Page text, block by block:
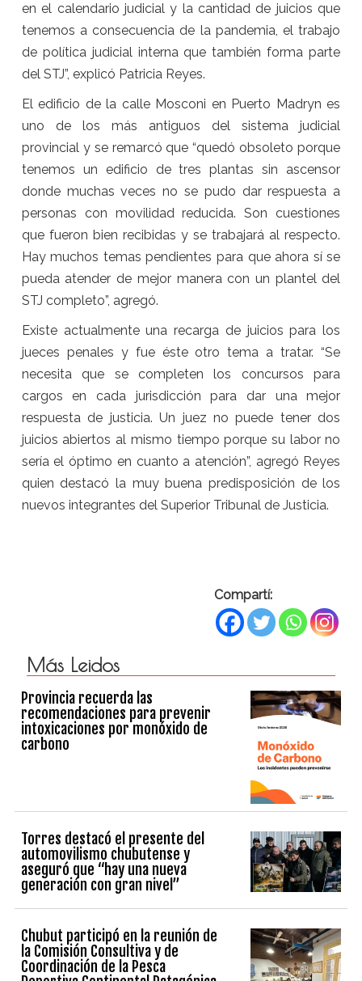
en el calendario judicial y la cantidad de juicios que
tenemos a consecuencia de la pandemia, el trabajo
de política judicial interna que también forma parte
del STJ”, explicó Patricia Reyes.
El edificio de la calle Mosconi en Puerto Madryn es
uno de los más antiguos del sistema judicial
provincial y se remarcó que “quedó obsoleto porque
tenemos un edificio de tres plantas sin ascensor
donde muchas veces no se pudo dar respuesta a
personas con movilidad reducida. Son cuestiones
que fueron bien recibidas y se trabajará al respecto.
Hay muchos temas pendientes para que ahora sí se
pueda atender de mejor manera con un plantel del
STJ completo”, agregó.
Existe actualmente una recarga de juicios para los
jueces penales y fue éste otro tema a tratar. “Se
necesita que se completen los concursos para
cargos en cada jurisdicción para dar una mejor
respuesta de justicia. Un juez no puede tener dos
juicios abiertos al mismo tiempo porque su labor no
sería el óptimo en cuanto a atención”, agregó Reyes
quien destacó la muy buena predisposición de los
nuevos integrantes del Superior Tribunal de Justicia.
Compartí:
Más Leidos
Provincia recuerda las
recomendaciones para prevenir
intoxicaciones por monóxido de
carbono
Torres destacó el presente del
automovilismo chubutense y
aseguró que “hay una nueva
generación con gran nivel”
Chubut participó en la reunión de
la Comisión Consultiva y de
Coordinación de la Pesca